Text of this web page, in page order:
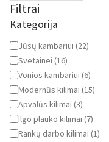
Apie mus
Paskyra
Filtrai
Kategorija
Kategorija
Jūsų kambariui (22)
Svetainei (16)
Vonios kambariui (6)
Modernūs kilimai (15)
Apvalūs kilimai (3)
Ilgo plauko kilimai (7)
Rankų darbo kilimai (1)